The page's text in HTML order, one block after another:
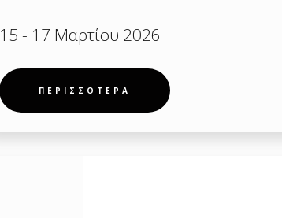
15 - 17 Μαρτίου 2026
ΠΕΡΙΣΣΟΤΕΡΑ